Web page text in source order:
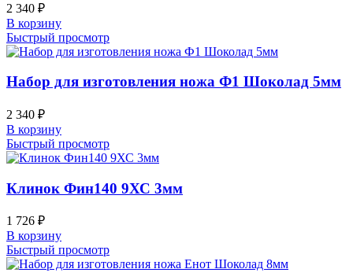
2 340 ₽
В корзину
Быстрый просмотр
Набор для изготовления ножа Ф1 Шоколад 5мм
2 340 ₽
В корзину
Быстрый просмотр
Клинок Фин140 9ХС 3мм
1 726 ₽
В корзину
Быстрый просмотр